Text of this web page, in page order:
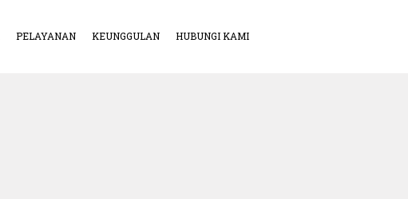
PELAYANAN KEUNGGULAN HUBUNGI KAMI